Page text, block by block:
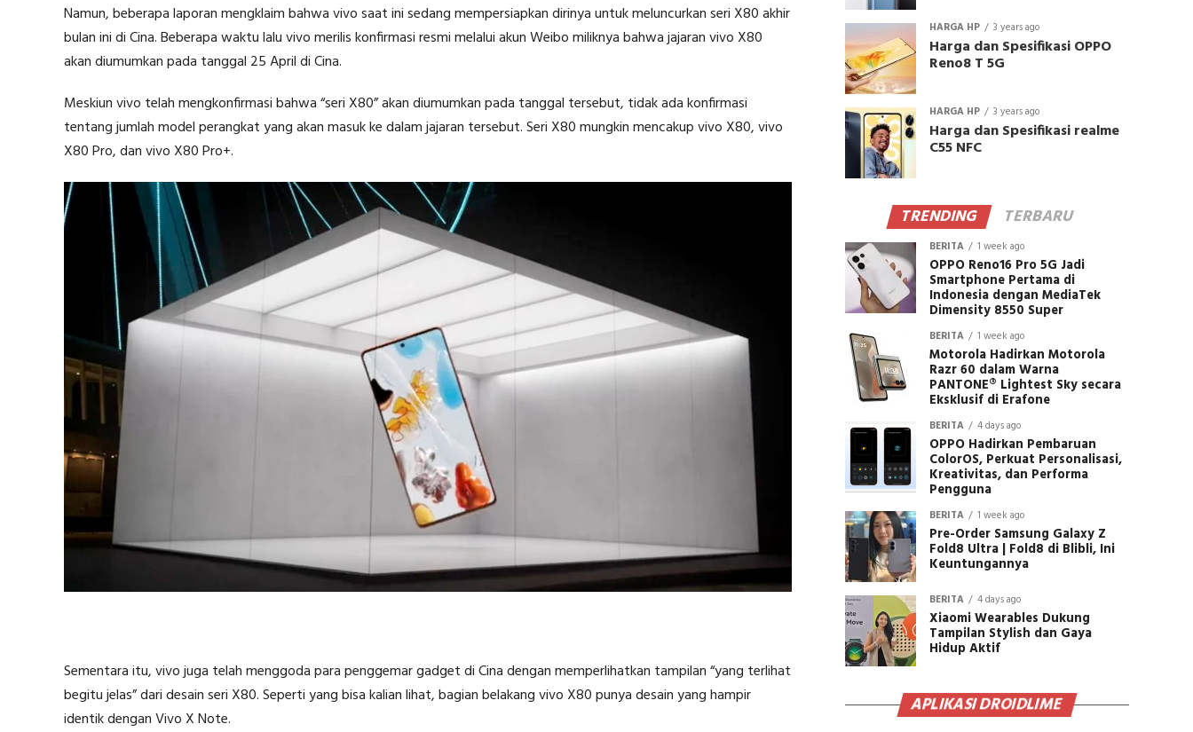
Namun, beberapa laporan mengklaim bahwa vivo saat ini sedang mempersiapkan dirinya untuk meluncurkan seri X80 akhir
bulan ini di Cina. Beberapa waktu lalu vivo merilis konfirmasi resmi melalui akun Weibo miliknya bahwa jajaran vivo X80
akan diumumkan pada tanggal 25 April di Cina.
Meskiun vivo telah mengkonfirmasi bahwa “seri X80” akan diumumkan pada tanggal tersebut, tidak ada konfirmasi
tentang jumlah model perangkat yang akan masuk ke dalam jajaran tersebut. Seri X80 mungkin mencakup vivo X80, vivo
X80 Pro, dan vivo X80 Pro+.
Sementara itu, vivo juga telah menggoda para penggemar gadget di Cina dengan memperlihatkan tampilan “yang terlihat
begitu jelas” dari desain seri X80. Seperti yang bisa kalian lihat, bagian belakang vivo X80 punya desain yang hampir
identik dengan Vivo X Note.
HARGA HP 3 years ago
Harga dan Spesifikasi OPPO
Reno8 T 5G
HARGA HP 3 years ago
Harga dan Spesifikasi realme
C55 NFC
TRENDING TERBARU
BERITA 1 week ago
OPPO Reno16 Pro 5G Jadi
Smartphone Pertama di
Indonesia dengan MediaTek
Dimensity 8550 Super
BERITA 1 week ago
Motorola Hadirkan Motorola
Razr 60 dalam Warna
PANTONE® Lightest Sky secara
Eksklusif di Erafone
BERITA 4 days ago
OPPO Hadirkan Pembaruan
ColorOS, Perkuat Personalisasi,
Kreativitas, dan Performa
Pengguna
BERITA 1 week ago
Pre-Order Samsung Galaxy Z
Fold8 Ultra | Fold8 di Blibli, Ini
Keuntungannya
BERITA 4 days ago
Xiaomi Wearables Dukung
Tampilan Stylish dan Gaya
Hidup Aktif
APLIKASI DROIDLIME